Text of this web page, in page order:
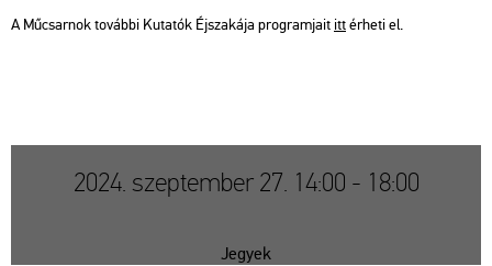
A Mű­csar­nok to­váb­bi Ku­ta­tók Éj­sza­ká­ja prog­ram­ja­it ittér­he­ti el.
2024. szeptember 27. 14:00 - 18:00
Jegyek